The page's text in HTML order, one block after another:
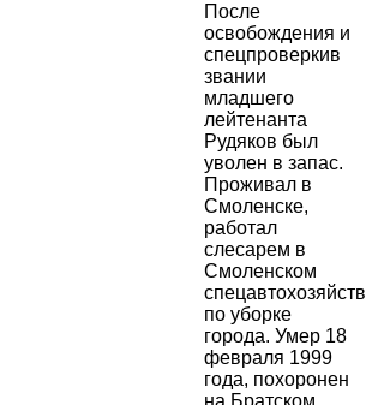
После
освобождения и
спецпроверкив
звании
младшего
лейтенанта
Рудяков был
уволен в запас.
Проживал в
Смоленске,
работал
слесарем в
Смоленском
по уборке
города. Умер 18
февраля 1999
года, похоронен